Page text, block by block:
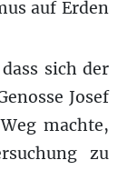
auf Erden
sich der
Josef
machte,
zu